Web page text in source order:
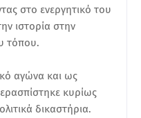
στο ενεργητικό του
ιστορία στην
τόπου.
αγώνα και ως
κυρίως
δικαστήρια.